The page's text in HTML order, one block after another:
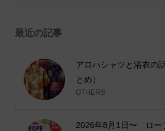
最近の記事
アロハシャツと浴衣の
とめ）
OTHERS
2026年8月1日〜 ロー